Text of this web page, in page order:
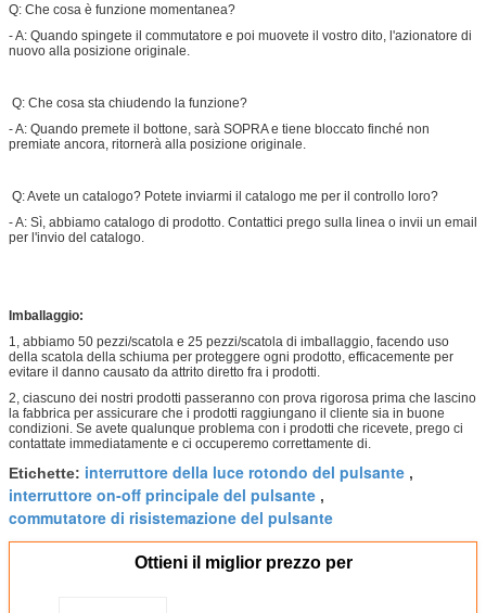
Q: Che cosa è funzione momentanea?
- A: Quando spingete il commutatore e poi muovete il vostro dito, l'azionatore di
nuovo alla posizione originale.
Q: Che cosa sta chiudendo la funzione?
- A: Quando premete il bottone, sarà SOPRA e tiene bloccato finché non
premiate ancora, ritornerà alla posizione originale.
Q: Avete un catalogo? Potete inviarmi il catalogo me per il controllo loro?
- A: Sì, abbiamo catalogo di prodotto. Contattici prego sulla linea o invii un email
per l'invio del catalogo.
Imballaggio:
1, abbiamo 50 pezzi/scatola e 25 pezzi/scatola di imballaggio, facendo uso
della scatola della schiuma per proteggere ogni prodotto, efficacemente per
evitare il danno causato da attrito diretto fra i prodotti.
2, ciascuno dei nostri prodotti passeranno con prova rigorosa prima che lascino
la fabbrica per assicurare che i prodotti raggiungano il cliente sia in buone
condizioni. Se avete qualunque problema con i prodotti che ricevete, prego ci
contattate immediatamente e ci occuperemo correttamente di.
Etichette: interruttore della luce rotondo del pulsante ,
interruttore on-off principale del pulsante ,
commutatore di risistemazione del pulsante
Ottieni il miglior prezzo per